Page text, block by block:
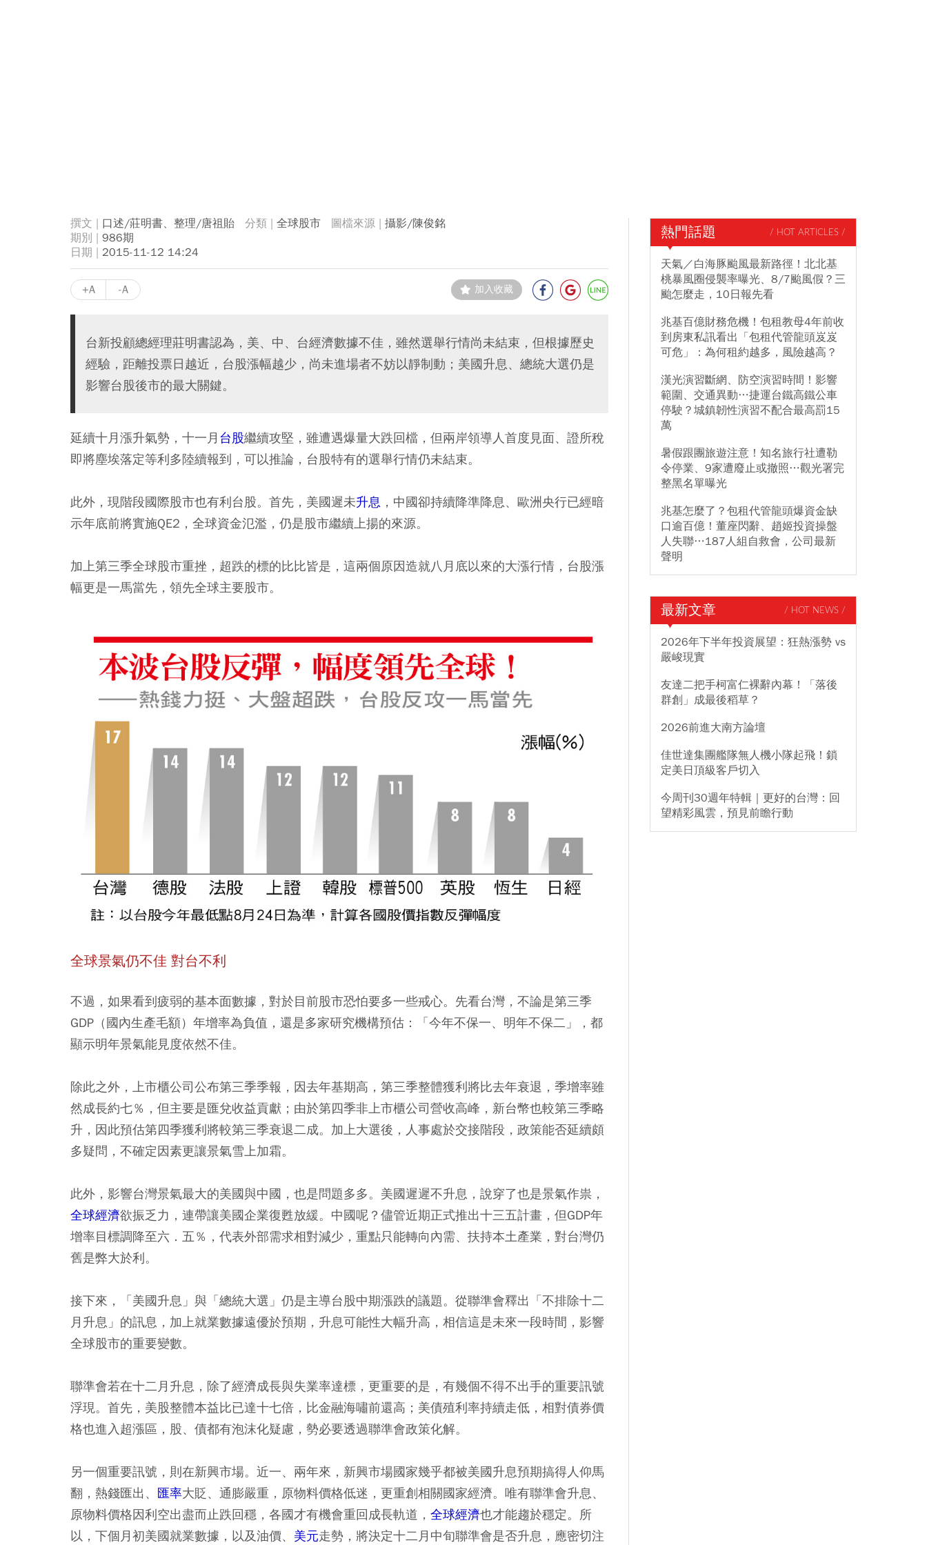
口述/莊明書、整理/唐祖貽 全球股市
攝影/陳俊銘
986期
2015-11-12 14:24
+A -A 加入收藏
台新投顧總經理莊明書認為，美、中、台經濟數據不佳，雖然選舉行情尚未結束，但根據歷史
經驗，距離投票日越近，台股漲幅越少，尚未進場者不妨以靜制動；美國升息、總統大選仍是
影響台股後市的最大關鍵。
延續十月漲升氣勢，十一月 台股繼續攻堅，雖遭遇爆量大跌回檔，但兩岸領導人首度見面、證所稅
即將塵埃落定等利多陸續報到，可以推論，台股特有的選舉行情仍未結束。
此外，現階段國際股市也有利台股。首先，美國遲未升息 ，中國卻持續降準降息、歐洲央行已經暗
示年底前將實施QE2，全球資金氾濫，仍是股市繼續上揚的來源。
加上第三季全球股市重挫，超跌的標的比比皆是，這兩個原因造就八月底以來的大漲行情，台股漲
幅更是一馬當先，領先全球主要股市。
全球景氣仍不佳 對台不利
不過，如果看到疲弱的基本面數據，對於目前股市恐怕要多一些戒心。先看台灣，不論是第三季
GDP（國內生產毛額）年增率為負值，還是多家研究機構預估：「今年不保一、明年不保二」，都
顯示明年景氣能見度依然不佳。
除此之外，上市櫃公司公布第三季季報，因去年基期高，第三季整體獲利將比去年衰退，季增率雖
然成長約七％，但主要是匯兌收益貢獻；由於第四季非上市櫃公司營收高峰，新台幣也較第三季略
升，因此預估第四季獲利將較第三季衰退二成。加上大選後，人事處於交接階段，政策能否延續頗
多疑問，不確定因素更讓景氣雪上加霜。
此外，影響台灣景氣最大的美國與中國，也是問題多多。美國遲遲不升息，說穿了也是景氣作祟，
全球經濟欲振乏力，連帶讓美國企業復甦放緩。中國呢？儘管近期正式推出十三五計畫，但GDP年
增率目標調降至六．五％，代表外部需求相對減少，重點只能轉向內需、扶持本土產業，對台灣仍
舊是弊大於利。
接下來，「美國升息」與「總統大選」仍是主導台股中期漲跌的議題。從聯準會釋出「不排除十二
月升息」的訊息，加上就業數據遠優於預期，升息可能性大幅升高，相信這是未來一段時間，影響
全球股市的重要變數。
聯準會若在十二月升息，除了經濟成長與失業率達標，更重要的是，有幾個不得不出手的重要訊號
浮現。首先，美股整體本益比已達十七倍，比金融海嘯前還高；美債殖利率持續走低，相對債券價
格也進入超漲區，股、債都有泡沫化疑慮，勢必要透過聯準會政策化解。
另一個重要訊號，則在新興市場。近一、兩年來，新興市場國家幾乎都被美國升息預期搞得人仰馬
翻，熱錢匯出、 匯率大貶、通膨嚴重，原物料價格低迷，更重創相關國家經濟。唯有聯準會升息、
原物料價格因利空出盡而止跌回穩，各國才有機會重回成長軌道， 全球經濟也才能趨於穩定。所
以，下個月初美國就業數據，以及油價、 美元走勢，將決定十二月中旬聯準會是否升息，應密切注
熱門話題 / HOT ARTICLES /
天氣／白海豚颱風最新路徑！北北基
桃暴風圈侵襲率曝光、8/7颱風假？三
颱怎麼走，10日報先看
兆基百億財務危機！包租教母4年前收
到房東私訊看出「包租代管龍頭岌岌
可危」：為何租約越多，風險越高？
漢光演習斷網、防空演習時間！影響
範圍、交通異動…捷運台鐵高鐵公車
停駛？城鎮韌性演習不配合最高罰15
萬
暑假跟團旅遊注意！知名旅行社遭勒
令停業、9家遭廢止或撤照…觀光署完
整黑名單曝光
兆基怎麼了？包租代管龍頭爆資金缺
口逾百億！董座閃辭、趙姬投資操盤
人失聯…187人組自救會，公司最新
聲明
最新文章 / HOT NEWS /
2026年下半年投資展望：狂熱漲勢 vs
嚴峻現實
友達二把手柯富仁裸辭內幕！「落後
群創」成最後稻草？
2026前進大南方論壇
佳世達集團艦隊無人機小隊起飛！鎖
定美日頂級客戶切入
今周刊30週年特輯｜更好的台灣：回
望精彩風雲，預見前瞻行動